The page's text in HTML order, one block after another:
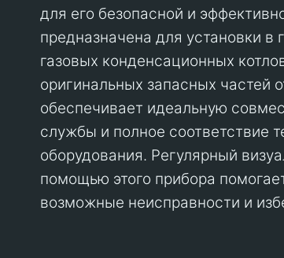
для его безопасной и
предназначена для установки
газовых конденсационных
оригинальных запасных частей
обеспечивает идеальную
службы и полное соответствие
оборудования. Регулярный
помощью этого прибора
возможные неисправности и